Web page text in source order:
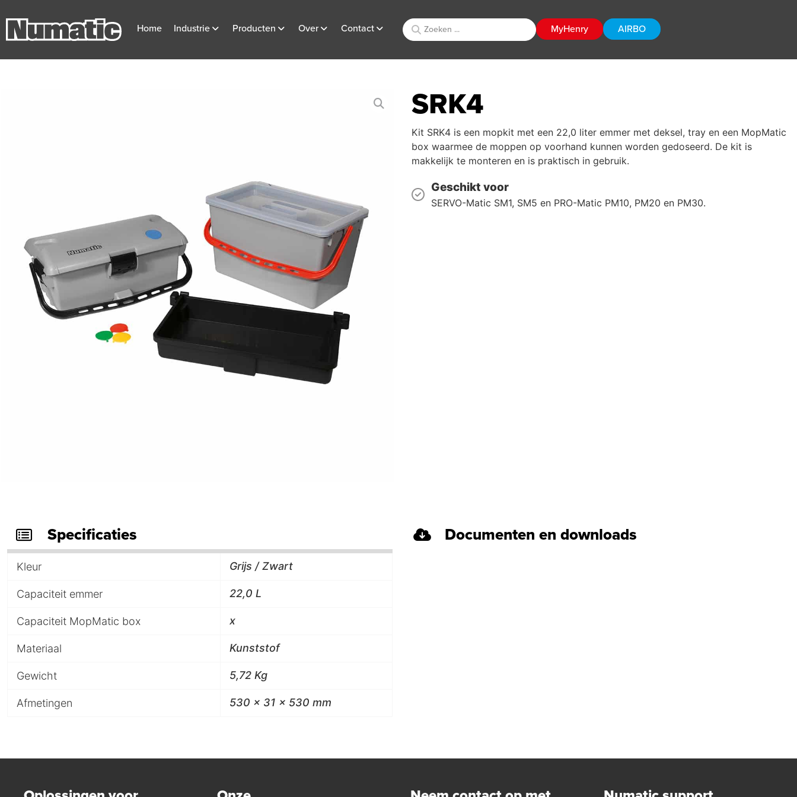
Home Industrie Producten Over Contact MyHenry AIRBO
SRK4
Kit SRK4 is een mopkit met een 22,0 liter emmer met deksel, tray en een MopMatic
box waarmee de moppen op voorhand kunnen worden gedoseerd. De kit is
makkelijk te monteren en is praktisch in gebruik.
Geschikt voor
SERVO-Matic SM1, SM5 en PRO-Matic PM10, PM20 en PM30.
Specificaties
Kleur Grijs / Zwart
Capaciteit emmer 22,0 L
Capaciteit MopMatic box x
Materiaal Kunststof
Gewicht 5,72 Kg
Afmetingen 530 x 31 x 530 mm
Documenten en downloads